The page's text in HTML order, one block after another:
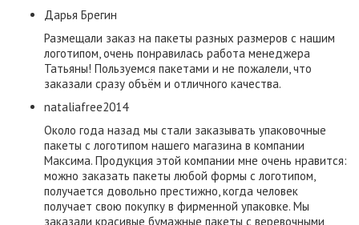
​Дарья Брегин
Размещали заказ на пакеты разных размеров с нашим
логотипом, очень понравилась работа менеджера
Татьяны! Пользуемся пакетами и не пожалели, что
заказали сразу объём и отличного качества.
nataliafree2014
Около года назад мы стали заказывать упаковочные
пакеты с логотипом нашего магазина в компании
Максима. Продукция этой компании мне очень нравится:
можно заказать пакеты любой формы с логотипом,
получается довольно престижно, когда человек
получает свою покупку в фирменной упаковке. Мы
заказали красивые бумажные пакеты с веревочными